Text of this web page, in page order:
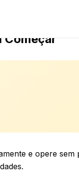
Começar
e opere